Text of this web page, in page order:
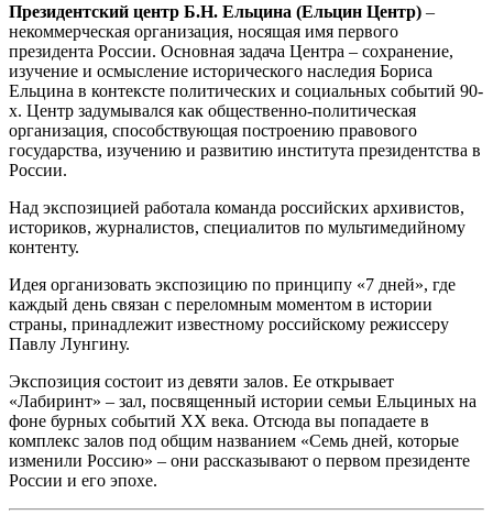
Президентский центр Б.Н. Ельцина (Ельцин Центр) –
некоммерческая организация, носящая имя первого
президента России. Основная задача Центра – сохранение,
изучение и осмысление исторического наследия Бориса
Ельцина в контексте политических и социальных событий 90-
х. Центр задумывался как общественно-политическая
организация, способствующая построению правового
государства, изучению и развитию института президентства в
России.
Над экспозицией работала команда российских архивистов,
историков, журналистов, специалитов по мультимедийному
контенту.
Идея организовать экспозицию по принципу «7 дней», где
каждый день связан с переломным моментом в истории
страны, принадлежит известному российскому режиссеру
Павлу Лунгину.
Экспозиция состоит из девяти залов. Ее открывает
«Лабиринт» – зал, посвященный истории семьи Ельциных на
фоне бурных событий XX века. Отсюда вы попадаете в
комплекс залов под общим названием «Семь дней, которые
изменили Россию» – они рассказывают о первом президенте
России и его эпохе.